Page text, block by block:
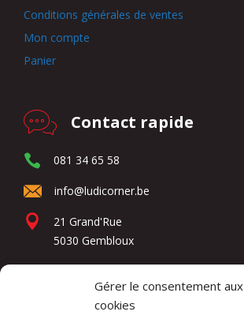
Gérer le consentement aux
cookies
Conditions générales de ventes
Mon compte
Panier
Contact rapide
081 34 65 58
info@ludicorner.be
21 Grand'Rue
5030 Gembloux
Réseaux sociaux